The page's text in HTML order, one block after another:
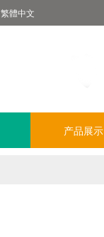
繁體中文
产品展示